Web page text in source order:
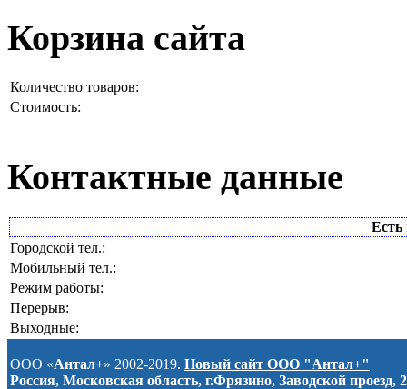
Корзина сайта
Количество товаров:
Стоимость:
Контактные данные
Есть
Городской тел.:
Мобильный тел.:
Режим работы:
Перерыв:
Выходные:
ООО «Антал+» 2002-2019. Новый сайт ООО "Антал+"
Россия, Московская область, г.Фрязино, Заводской проезд, 2